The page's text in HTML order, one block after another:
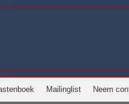
Mailinglist Neem